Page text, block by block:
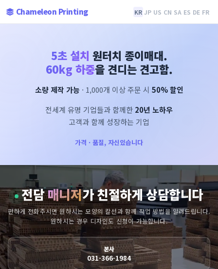
Chameleon Printing KR JP US CN SA ES DE FR
5초 설치 원터치 종이매대.
60kg 하중을 견디는 견고함.
소량 제작 가능 · 1,000개 이상 주문 시 50% 할인
전세계 유명 기업들과 함께한 20년 노하우
고객과 함께 성장하는 기업
가격 · 품질, 자신있습니다
전담매니저가 친절하게 상담합니다
편하게 전화주시면 원하시는 모양의 칼선과 함께 작업 방법을 알려드립니다.
원하시는 경우 디자인도 신청이 가능합니다.
본사
031-366-1984